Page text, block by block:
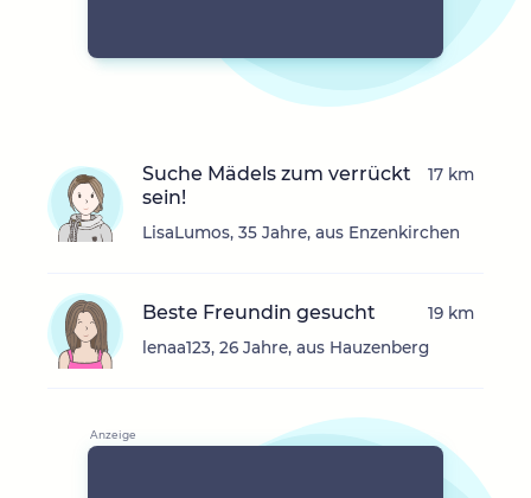
Suche Mädels zum verrückt
sein!
LisaLumos, 35 Jahre, aus Enzenkirchen
17 km
Beste Freundin gesucht
lenaa123, 26 Jahre, aus Hauzenberg
19 km